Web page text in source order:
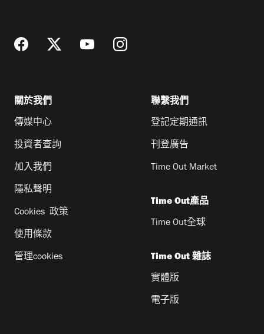
關於我們
傳媒中心
投資者查詢
加入我們
隱私聲明
Cookies 政策
使用條款
管理cookies
聯繫我們
登記定期通訊
刊登廣告
Time Out Market
Time Out產品
Time Out全球
Time Out 雜誌
實體版
電子版